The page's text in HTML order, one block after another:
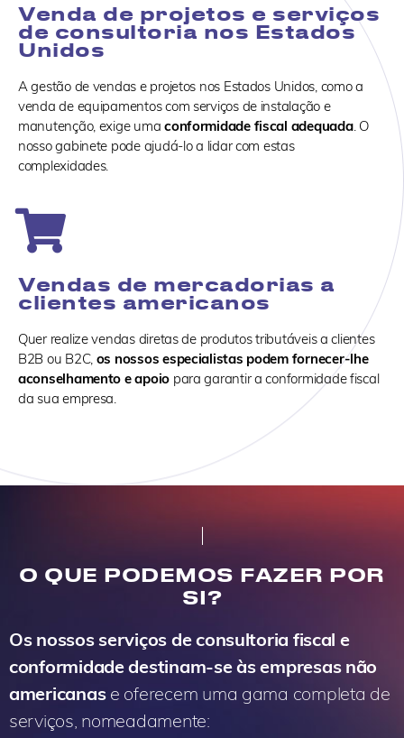
Venda de projetos e serviços
de consultoria nos Estados
Unidos
A gestão de vendas e projetos nos Estados Unidos, como a
venda de equipamentos com serviços de instalação e
manutenção, exige umaconformidade fiscal adequada. O
nosso gabinete pode ajudá-lo a lidar com estas
complexidades.
Vendas de mercadorias a
clientes americanos
Quer realize vendas diretas de produtos tributáveis a clientes
B2B ou B2C, os nossos especialistas podem fornecer-lhe
aconselhamento e apoio para garantir a conformidade fiscal
da sua empresa.
O QUE PODEMOS FAZER POR
SI?
Os nossos serviços de consultoria fiscal e
conformidade destinam-se às empresas não
americanas e oferecem uma gama completa de
serviços, nomeadamente: